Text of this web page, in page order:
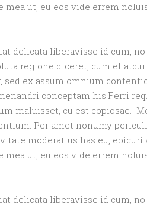
ut, eu eos vide errem
delicata liberavisse id cum,
regione diceret, cum et
sed ex assum omnium
conceptam his.Ferri
maluisset, cu est copiosae.
Per amet nonumy
moderatius has eu,
ut, eu eos vide errem
delicata liberavisse id cum,